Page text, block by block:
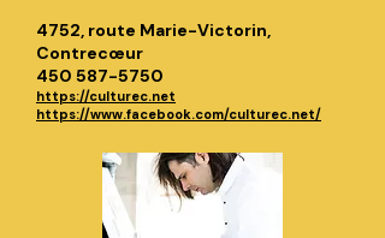
4752, route Marie-Victorin,
Contrecœur
450 587-5750
https://culturec.net
https://www.facebook.com/culturec.net/